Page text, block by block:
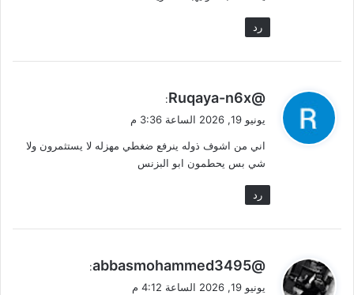
رد
ي
ل
@Ruqaya-n6x
:
يونيو 19, 2026 الساعة 3:36 م
اني من اشوف ذوله ينرفع ضغطي مهزله لا يستثمرون ولا
شي بس يحطمون ابو البزنس
رد
ي
@abbasmohammed3495
:
يونيو 19, 2026 الساعة 4:12 م